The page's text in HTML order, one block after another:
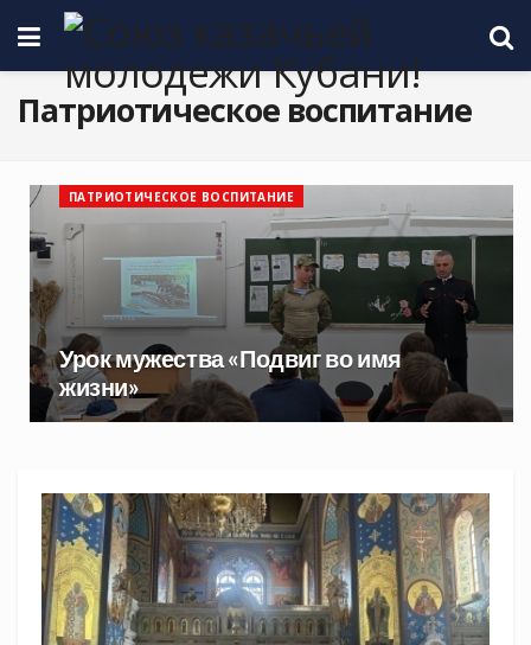
Патриотическое воспитание
ПАТРИОТИЧЕСКОЕ ВОСПИТАНИЕ
Урок мужества «Подвиг во имя
жизни»